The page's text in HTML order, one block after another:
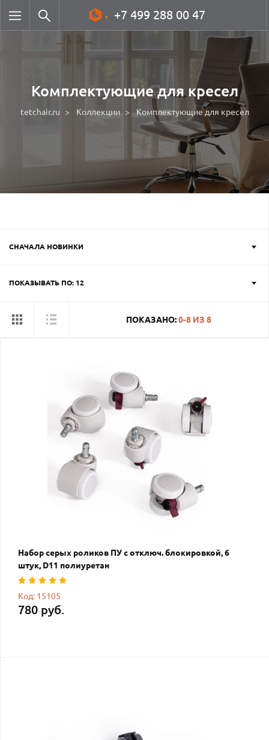
+7 499 288 00 47
Комплектующие для кресел
tetchair.ru Коллекции Комплектующие для кресел
СНАЧАЛА НОВИНКИ
ПОКАЗЫВАТЬ ПО: 12
ПОКАЗАНО:0-8ИЗ 8
Набор серых роликов ПУ с отключ. блокировкой, 6
штук, D11 полиуретан
Код: 15105
780 руб.